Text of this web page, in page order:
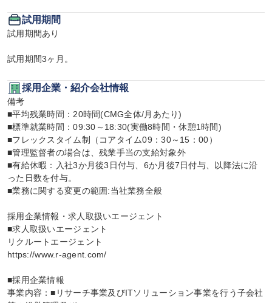
試用期間
試用期間あり
試用期間3ヶ月。
採用企業・紹介会社情報
備考
■平均残業時間：20時間(CMG全体/月あたり)
■標準就業時間：09:30～18:30(実働8時間・休憩1時間)
■フレックスタイム制（コアタイム09：30～15：00）
■管理監督者の場合は、残業手当の支給対象外
■有給休暇：入社3か月後3日付与、6か月後7日付与、以降法に沿
った日数を付与。
■業務に関する変更の範囲:当社業務全般
採用企業情報・求人取扱いエージェント
■求人取扱いエージェント
リクルートエージェント
https://www.r-agent.com/
■採用企業情報
事業内容：■リサーチ事業及びITソリューション事業を行う子会社